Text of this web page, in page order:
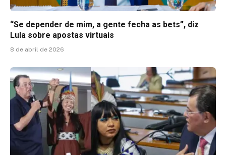
“Se depender de mim, a gente fecha as bets”, diz
Lula sobre apostas virtuais
8 de abril de 2026